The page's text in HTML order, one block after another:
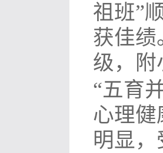
祖班”
获佳绩
级，附
“五育
心理健
明显